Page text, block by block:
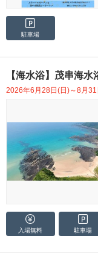
駐車場
【海水浴】茂串海水
2026年6月28日(日)～8月
入場無料 駐車場